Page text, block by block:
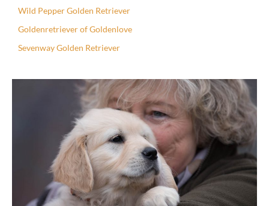
Wild Pepper Golden Retriever
Goldenretriever of Goldenlove
Sevenway Golden Retriever